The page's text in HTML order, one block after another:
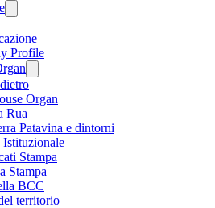
Profile
Organ
Rua
Patavina e dintorni
Stampa
Stampa
BCC
territorio